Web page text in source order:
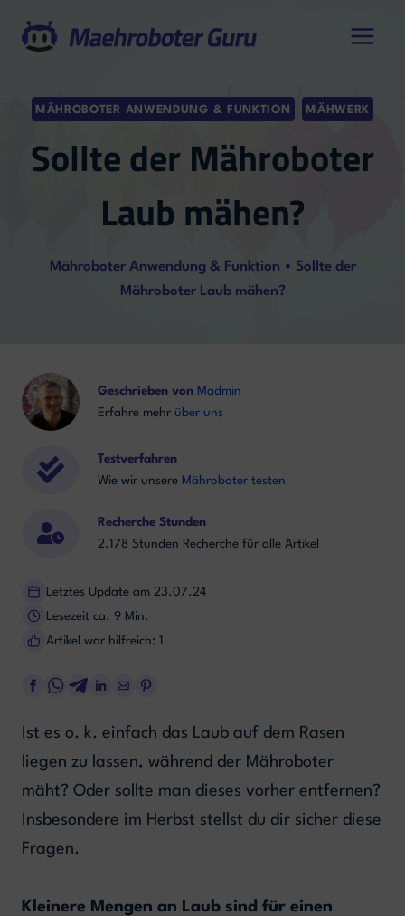
Inhalt
MÄHROBOTER ANWENDUNG & FUNKTION MÄHWERK
Sollte der Mähroboter
Laub mähen?
Mähroboter Anwendung & Funktion • Sollte der
Mähroboter Laub mähen?
Geschrieben von Madmin
Erfahre mehr über uns
Testverfahren
Wie wir unsere Mähroboter testen
Recherche Stunden
2.178 Stunden Recherche für alle Artikel
Letztes Update am 23.07.24
Lesezeit ca. 9 Min.
Artikel war hilfreich: 1
Ist es o. k. einfach das Laub auf dem Rasen
liegen zu lassen, während der Mähroboter
mäht? Oder sollte man dieses vorher entfernen?
Insbesondere im Herbst stellst du dir sicher diese
Fragen.
Kleinere Mengen an Laub sind für einen